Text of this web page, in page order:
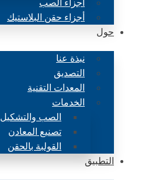
أجزاء حقن البلاستيك
حول
نبذة عنا
التصديق
المعدات التقنية
الخدمات
الصب والتشكيل
تصنيع المعادن
القولبة بالحقن
التطبيق